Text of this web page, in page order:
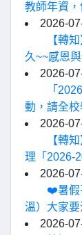
教師年資
2026-
【轉
久~~感恩
2026-
「
動，請全
2026-
【轉
理「2026-
2026-
❤️暑假
溫）大家要
2026-